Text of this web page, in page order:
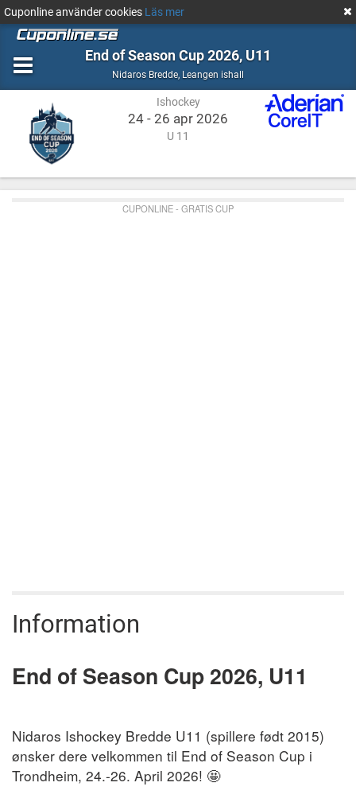
Cuponline använder cookies Läs mer
End of Season Cup 2026, U11
Nidaros Bredde, Ishockey
Leangen ishall Leangen
ishall
Ishockey
24 - 26 apr 2026
U 11
CUPONLINE - GRATIS CUP
Information
End of Season Cup 2026, U11
Nidaros Ishockey Bredde U11 (spillere født 2015)
ønsker dere velkommen til End of Season Cup i
Trondheim, 24.-26. April 2026! 🤩